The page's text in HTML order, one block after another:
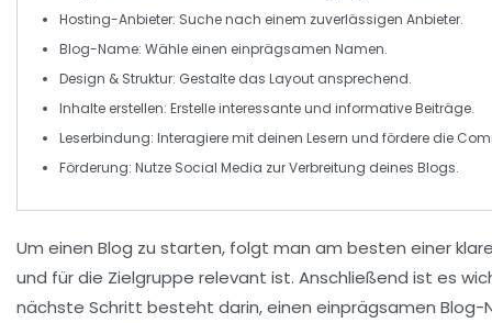
Hosting-Anbieter: Suche nach einem zuverlässigen Anbieter.
Blog-Name: Wähle einen einprägsamen Namen.
Design & Struktur: Gestalte das Layout ansprechend.
Inhalte erstellen: Erstelle interessante und informative Beiträge.
Leserbindung: Interagiere mit deinen Lesern und fördere die
Förderung: Nutze Social Media zur Verbreitung deines Blogs.
Um einen Blog zu starten, folgt man am besten einer
und für die Zielgruppe relevant ist. Anschließend ist es
nächste Schritt besteht darin, einen einprägsamen Blog-